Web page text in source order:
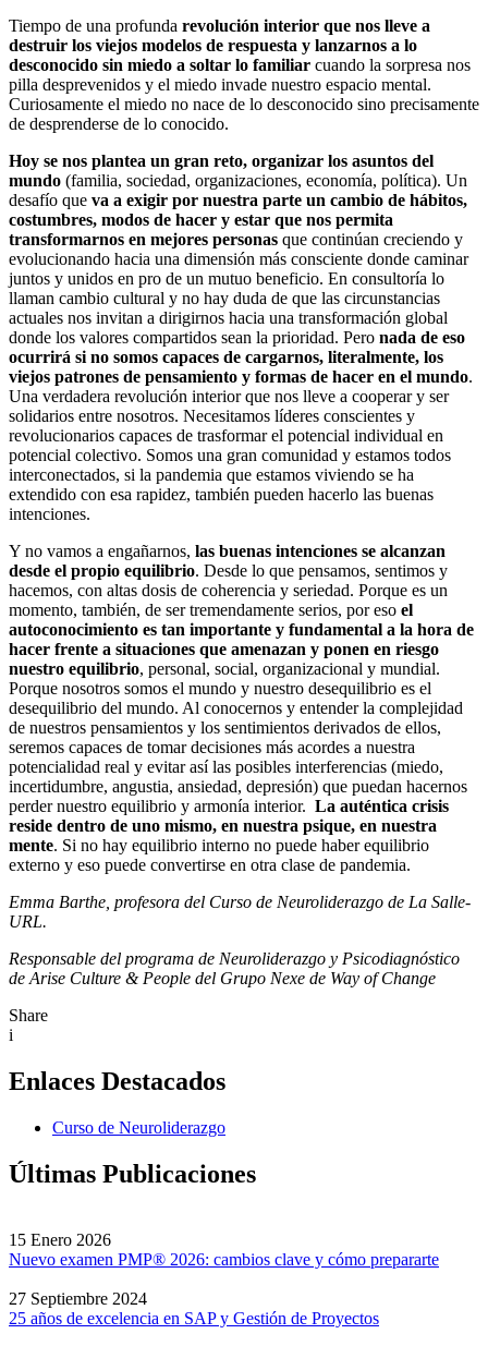
Tiempo de una profunda revolución interior que nos lleve a
destruir los viejos modelos de respuesta y lanzarnos a lo
desconocido sin miedo a soltar lo familiar cuando la sorpresa nos
pilla desprevenidos y el miedo invade nuestro espacio mental.
Curiosamente el miedo no nace de lo desconocido sino precisamente
de desprenderse de lo conocido.
Hoy se nos plantea un gran reto, organizar los asuntos del
mundo (familia, sociedad, organizaciones, economía, política). Un
desafío que va a exigir por nuestra parte un cambio de hábitos,
costumbres, modos de hacer y estar que nos permita
transformarnos en mejores personas que continúan creciendo y
evolucionando hacia una dimensión más consciente donde caminar
juntos y unidos en pro de un mutuo beneficio. En consultoría lo
llaman cambio cultural y no hay duda de que las circunstancias
actuales nos invitan a dirigirnos hacia una transformación global
donde los valores compartidos sean la prioridad. Pero nada de eso
ocurrirá si no somos capaces de cargarnos, literalmente, los
viejos patrones de pensamiento y formas de hacer en el mundo.
Una verdadera revolución interior que nos lleve a cooperar y ser
solidarios entre nosotros. Necesitamos líderes conscientes y
revolucionarios capaces de trasformar el potencial individual en
potencial colectivo. Somos una gran comunidad y estamos todos
interconectados, si la pandemia que estamos viviendo se ha
extendido con esa rapidez, también pueden hacerlo las buenas
intenciones.
Y no vamos a engañarnos, las buenas intenciones se alcanzan
desde el propio equilibrio. Desde lo que pensamos, sentimos y
hacemos, con altas dosis de coherencia y seriedad. Porque es un
momento, también, de ser tremendamente serios, por eso el
autoconocimiento es tan importante y fundamental a la hora de
hacer frente a situaciones que amenazan y ponen en riesgo
nuestro equilibrio, personal, social, organizacional y mundial.
Porque nosotros somos el mundo y nuestro desequilibrio es el
desequilibrio del mundo. Al conocernos y entender la complejidad
de nuestros pensamientos y los sentimientos derivados de ellos,
seremos capaces de tomar decisiones más acordes a nuestra
potencialidad real y evitar así las posibles interferencias (miedo,
incertidumbre, angustia, ansiedad, depresión) que puedan hacernos
perder nuestro equilibrio y armonía interior. La auténtica crisis
reside dentro de uno mismo, en nuestra psique, en nuestra
mente. Si no hay equilibrio interno no puede haber equilibrio
externo y eso puede convertirse en otra clase de pandemia.
Emma Barthe, profesora del Curso de Neuroliderazgo de La Salle-
URL.
Responsable del programa de Neuroliderazgo y Psicodiagnóstico
de Arise Culture & People del Grupo Nexe de Way of Change
Share
i
Enlaces Destacados
Curso de Neuroliderazgo
Últimas Publicaciones
15 Enero 2026
Nuevo examen PMP® 2026: cambios clave y cómo prepararte
27 Septiembre 2024
25 años de excelencia en SAP y Gestión de Proyectos